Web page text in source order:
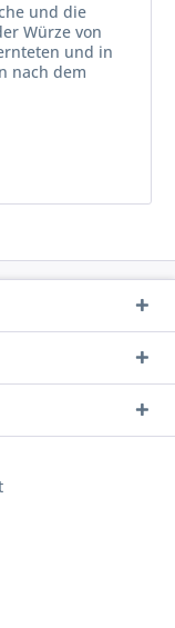
und die
Würze von
und in
nach dem